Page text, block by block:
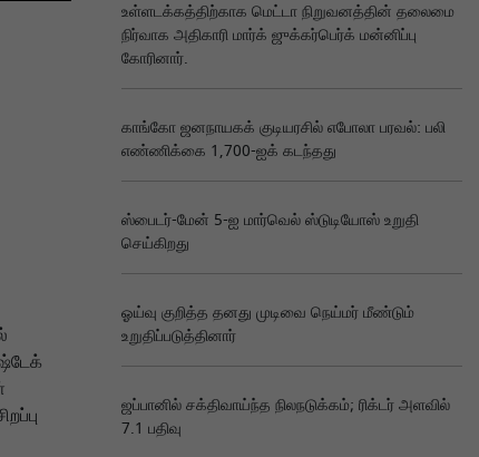
உள்ளடக்கத்திற்காக மெட்டா நிறுவனத்தின் தலைமை
நிர்வாக அதிகாரி மார்க் ஜுக்கர்பெர்க் மன்னிப்பு
கோரினார்.
காங்கோ ஜனநாயகக் குடியரசில் எபோலா பரவல்: பலி
எண்ணிக்கை 1,700-ஐக் கடந்தது
ஸ்பைடர்-மேன் 5-ஐ மார்வெல் ஸ்டுடியோஸ் உறுதி
செய்கிறது
ஓய்வு குறித்த தனது முடிவை நெய்மர் மீண்டும்
உறுதிப்படுத்தினார்
ஜப்பானில் சக்திவாய்ந்த நிலநடுக்கம்; ரிக்டர் அளவில்
7.1 பதிவு